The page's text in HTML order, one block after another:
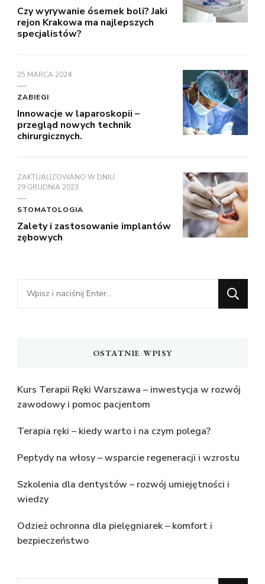
Czy wyrywanie ósemek boli? Jaki
rejon Krakowa ma najlepszych
specjalistów?
25 MARCA 2024
ZABIEGI
Innowacje w laparoskopii –
przegląd nowych technik
chirurgicznych.
ZAKTUALIZOWANO W DNIU
29 GRUDNIA 2023
STOMATOLOGIA
Zalety i zastosowanie implantów
zębowych
Szukasz
czegoś?
OSTATNIE WPISY
Kurs Terapii Ręki Warszawa – inwestycja w rozwój
zawodowy i pomoc pacjentom
Terapia ręki – kiedy warto i na czym polega?
Peptydy na włosy – wsparcie regeneracji i wzrostu
Szkolenia dla dentystów – rozwój umiejętności i
wiedzy
Odzież ochronna dla pielęgniarek – komfort i
bezpieczeństwo